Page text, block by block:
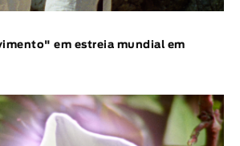
em estreia mundial em